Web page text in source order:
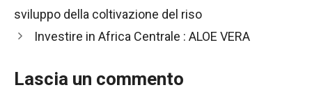
articolo
sviluppo della coltivazione del riso
Investire in Africa Centrale : ALOE VERA
Lascia un commento